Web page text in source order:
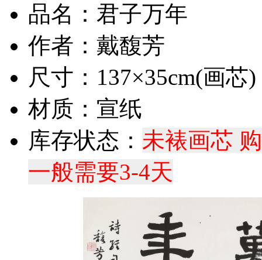
品名：君子万年
作者：戴馥芳
尺寸：137×35cm(画芯)
材质：宣纸
库存状态： 未裱画芯
一般需要3-4天